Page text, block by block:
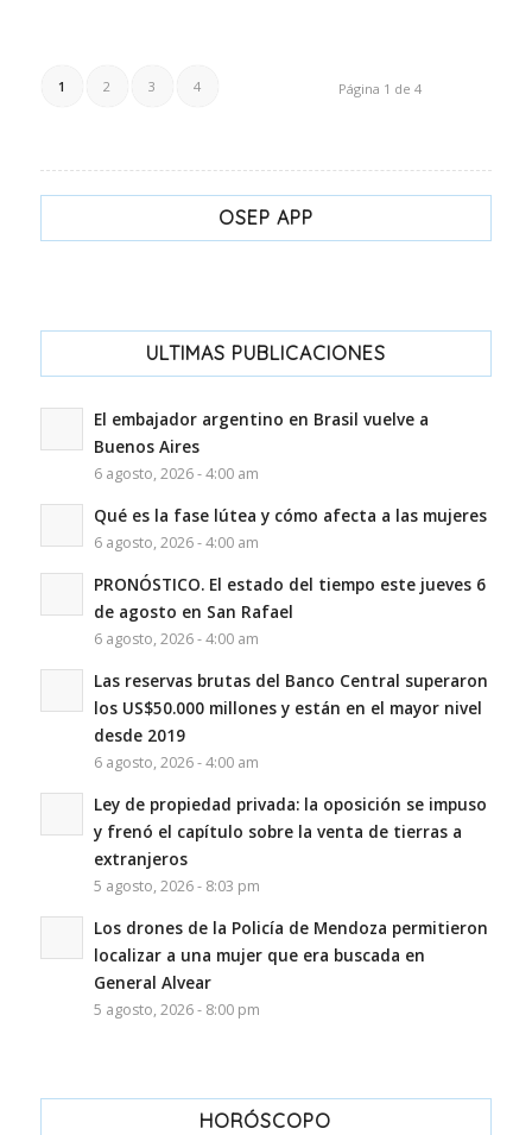
Página 1 de 4
1 2 3 4
OSEP APP
ULTIMAS PUBLICACIONES
El embajador argentino en Brasil vuelve a
Buenos Aires
6 agosto, 2026 - 4:00 am
Qué es la fase lútea y cómo afecta a las mujeres
6 agosto, 2026 - 4:00 am
PRONÓSTICO. El estado del tiempo este jueves 6
de agosto en San Rafael
6 agosto, 2026 - 4:00 am
Las reservas brutas del Banco Central superaron
los US$50.000 millones y están en el mayor nivel
desde 2019
6 agosto, 2026 - 4:00 am
Ley de propiedad privada: la oposición se impuso
y frenó el capítulo sobre la venta de tierras a
extranjeros
5 agosto, 2026 - 8:03 pm
Los drones de la Policía de Mendoza permitieron
localizar a una mujer que era buscada en
General Alvear
5 agosto, 2026 - 8:00 pm
HORÓSCOPO